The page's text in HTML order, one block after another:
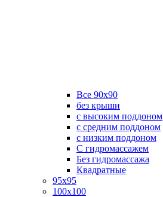
Все 90х90
без крыши
с высоким поддоном
с средним поддоном
с низким поддоном
С гидромассажем
Без гидромассажа
Квадратные
95х95
100х100